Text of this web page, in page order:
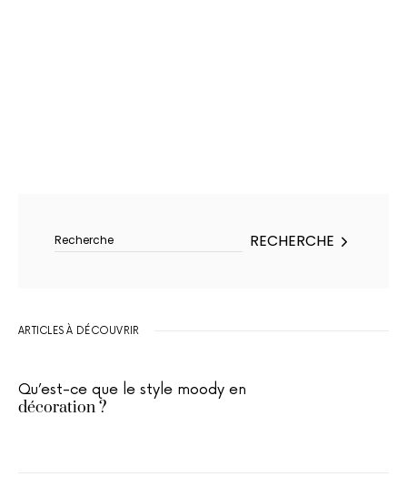
RECHERCHE
ARTICLES À DÉCOUVRIR
Qu’est-ce que le style moody en
décoration ?